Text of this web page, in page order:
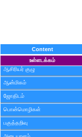
Content
உள்ளடக்கம்
ஆசிரியர் குழு
ஆன்மிகம்
ஜோதிடம்
பொன்மொழிகள்
பகுத்தறிவு